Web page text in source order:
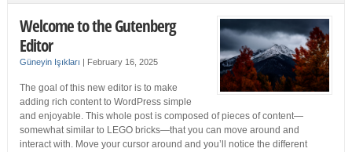
Welcome to the Gutenberg
Editor
Güneyin Işıkları | February 16, 2025
The goal of this new editor is to make
adding rich content to WordPress simple
and enjoyable. This whole post is composed of pieces of content—
somewhat similar to LEGO bricks—that you can move around and
interact with. Move your cursor around and you’ll notice the different